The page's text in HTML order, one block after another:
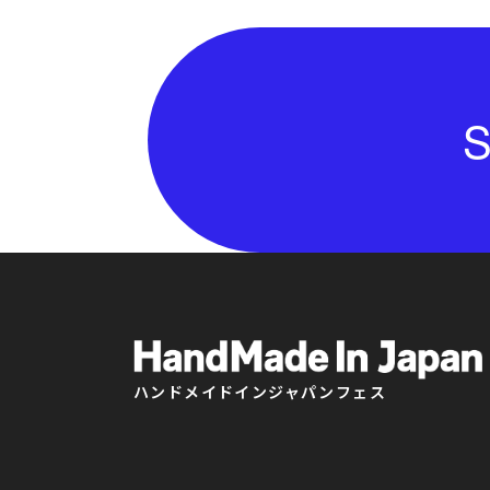
ハンドメイドインジャパンフェス